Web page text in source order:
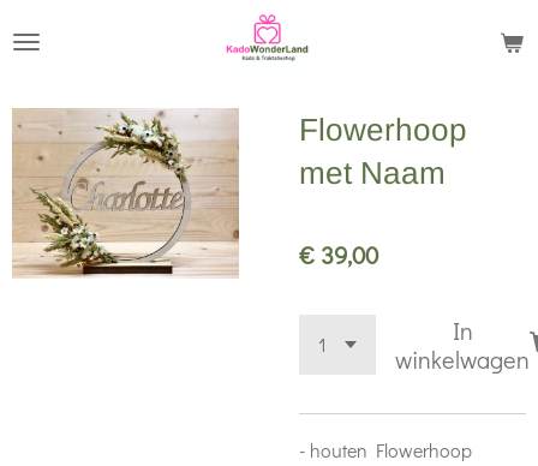
de
hoofdinhoud
Flowerhoop
met Naam
€ 39,00
In
winkelwagen
- houten Flowerhoop